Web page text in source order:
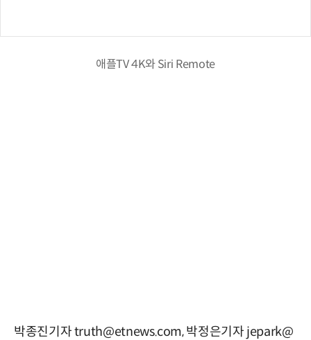
애플TV 4K와 Siri Remote
박종진기자 truth@etnews.com, 박정은기자 jepark@